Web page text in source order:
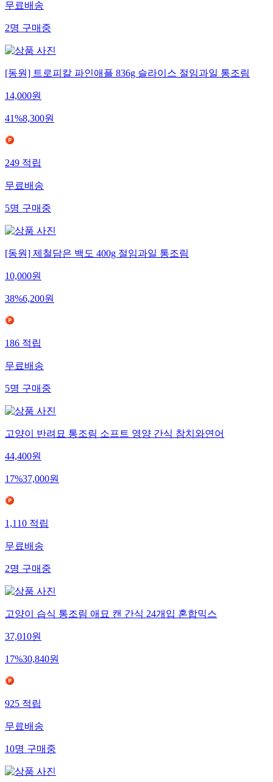
무료배송
2명 구매중
[동원] 트로피칼 파인애플 836g 슬라이스 절임과일 통조림
14,000원
41%8,300원
249 적립
무료배송
5명 구매중
[동원] 제철담은 백도 400g 절임과일 통조림
10,000원
38%6,200원
186 적립
무료배송
5명 구매중
고양이 반려묘 통조림 소프트 영양 간식 참치와연어
44,400원
17%37,000원
1,110 적립
무료배송
2명 구매중
고양이 습식 통조림 애묘 캔 간식 24개입 혼합믹스
37,010원
17%30,840원
925 적립
무료배송
10명 구매중